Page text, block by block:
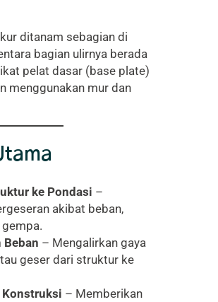
ditanam sebagian di
bagian ulirnya berada
pelat dasar (base plate)
menggunakan mur dan
ke Pondasi –
akibat beban,
Beban – Mengalirkan gaya
geser dari struktur ke
– Memberikan